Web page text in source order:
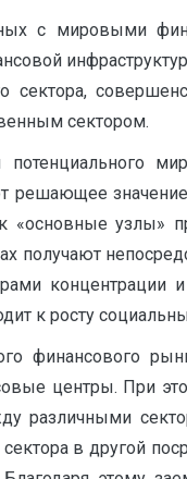
с мировыми
сектора,
сектором.
решающее
«основные узлы»
получают
концентрации
к росту
финансового
центры. При
различными
в другой